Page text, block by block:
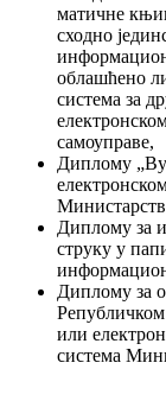
матичне
сходно
облашћено
система за
самоуправе,
Диплому
Диплому за
струку у
Диплому за
или
система